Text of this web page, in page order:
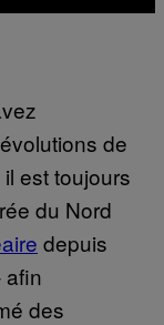
de
est toujours
du Nord
depuis
afin
des